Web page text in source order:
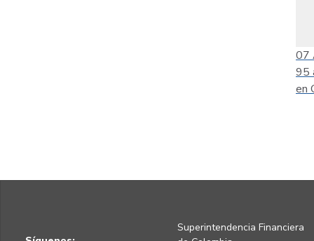
07
95
en
Superintendencia Financiera